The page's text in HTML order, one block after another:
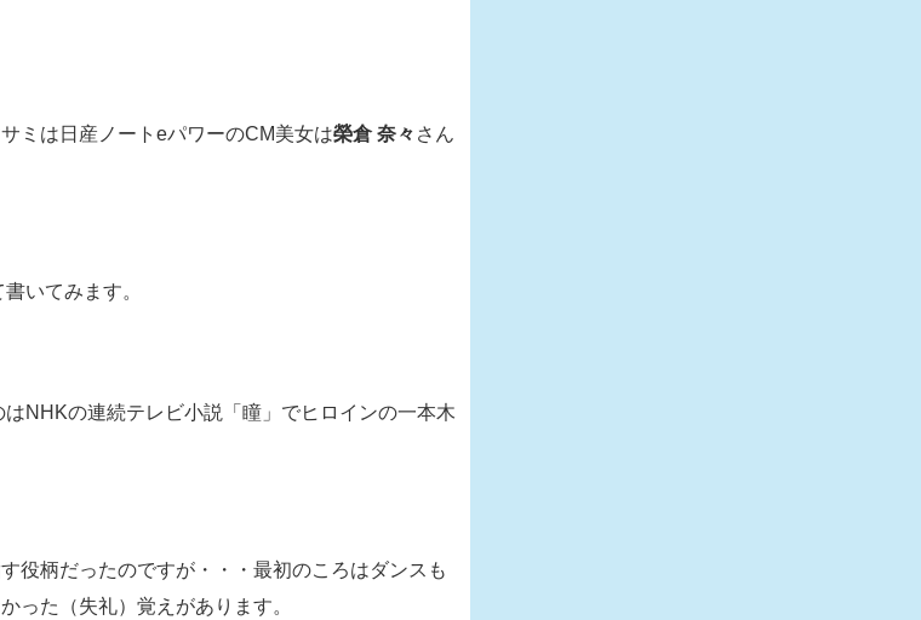
ミは日産ノートeパワーのCM美女は榮倉 奈々 さん
いてみます。
NHKの連続テレビ小説「瞳」でヒロインの一本木
役柄だったのですが・・・最初のころはダンスも
った（失礼）覚えがあります。